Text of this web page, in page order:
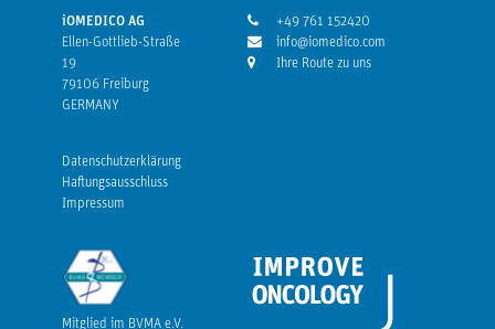
iOMEDICO AG
Ellen-Gottlieb-Straße
19
79106 Freiburg
GERMANY
+49 761 152420
info@iomedico.com
Ihre Route zu uns
Datenschutzerklärung
Haftungsausschluss
Impressum
Mitglied im BVMA e.V.